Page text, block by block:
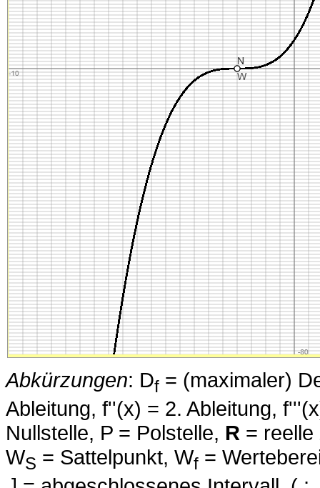
Abkürzungen: Df = (maximaler)
Ableitung, f''(x) = 2. Ableitung,
Nullstelle, P = Polstelle, R = reelle
WS = Sattelpunkt, Wf =